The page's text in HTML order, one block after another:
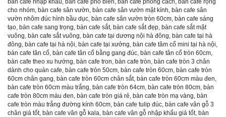
bàn cafe nhập khẩu, bàn cafe phổ biến, bàn cafe phong cách, bàn cafe rộng
cho nhóm, bàn cafe sân vườn, bàn cafe sân vườn mặt kính, bàn cafe sân
vườn nhôm đúc hình bầu dục, bàn cafe sân vườn tròn 60cm, bàn cafe sáng
tạo, bàn cafe sang trọng, bàn cafe sắt, bàn cafe sắt đẹp, bàn cafe sắt mặt
vuông, bàn cafe sắt vuông, bàn cafe tại dương nội hà đông, bàn cafe tại hà
đông, bàn cafe tại hà nội, bàn cafe tại xưởng, bàn cafe tâm cổ mini tại hà nội,
bàn cafe tân cổ, bàn cafe tân cổ bằng gang đúc, bàn cafe tân cổ tròn 60cm,
bàn cafe theo xu hướng, bàn cafe tron, bàn cafe tròn, bàn cafe tròn 3 chân
dành cho quán cafe, bàn cafe tròn 50cm, bàn cafe tròn 60cm, bàn cafe tròn
60cm chân gang, bàn cafe tròn 60cm chân sắt, bàn cafe tròn 60cm màu đen,
bàn cafe tròn 60cm màu trắng, bàn cafe tròn 64cm, bàn cafe tròn 80cm, bàn
cafe tròn 80cm màu đen, bàn cafe tròn giá rẻ, bàn cafe tròn mạ vàng, bàn
cafe tròn màu trắng đường kính 60cm, bàn cafe tulip đúc, bàn cafe vân gỗ 3
chân giá tốt, bàn cafe vân gỗ kala, bàn cafe vân gỗ nhập khẩu giá tốt, bàn